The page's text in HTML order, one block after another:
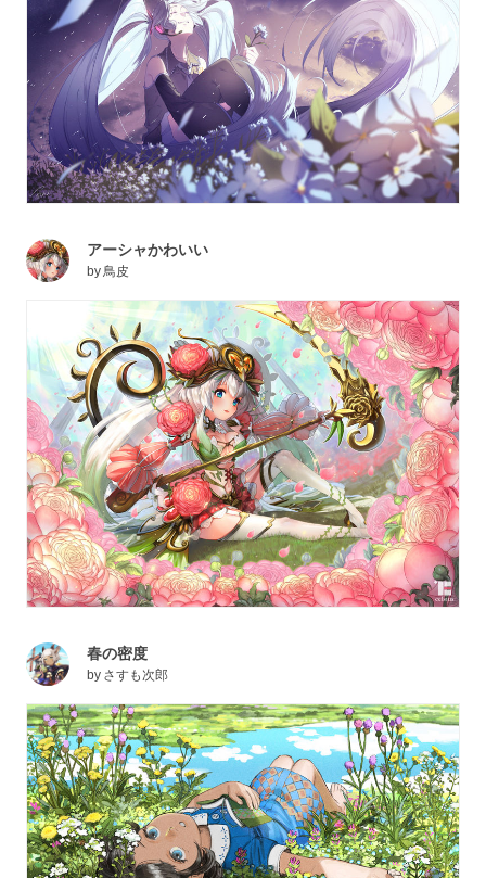
アーシャかわいい
by鳥皮
春の密度
by さすも次郎